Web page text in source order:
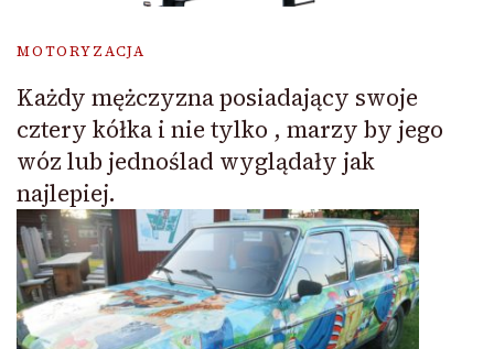
MOTORYZACJA
Każdy mężczyzna posiadający swoje
cztery kółka i nie tylko , marzy by jego
wóz lub jednoślad wyglądały jak
najlepiej.